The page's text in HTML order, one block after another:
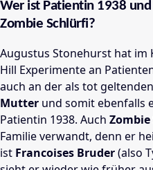
Wer ist Patientin 1938
Zombie Schlürfi?
Augustus Stonehurst hat im
Hill Experimente an
auch an der als tot geltenden
Mutter und somit ebenfalls
Patientin 1938. Auch Zombie
Familie verwandt, denn er
ist Francoises Bruder(also